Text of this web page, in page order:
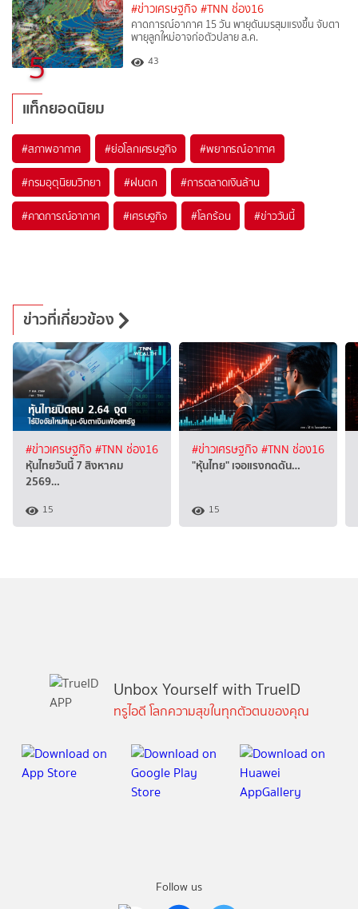
5
#ข่าวเศรษฐกิจ #TNN ช่อง16
คาดการณ์อากาศ 15 วัน พายุดันมรสุมแรงขึ้น จับตา
พายุลูกใหม่อาจก่อตัวปลาย ส.ค.
43
แท็กยอดนิยม
#สภาพอากาศ #ย่อโลกเศรษฐกิจ #พยากรณ์อากาศ
#กรมอุตุนิยมวิทยา #ฝนตก #การตลาดเงินล้าน
#คาดการณ์อากาศ #เศรษฐกิจ #โลกร้อน #ข่าววันนี้
ข่าวที่เกี่ยวข้อง
#ข่าวเศรษฐกิจ #TNN ช่อง16
หุ้นไทยวันนี้ 7 สิงหาคม
2569…
15
#ข่าวเศรษฐกิจ #TNN ช่อง16
"หุ้นไทย" เจอแรงกดดัน…
15
Follow us
Unbox Yourself with TrueID
ทรูไอดี โลกความสุขในทุกตัวตนของคุณ